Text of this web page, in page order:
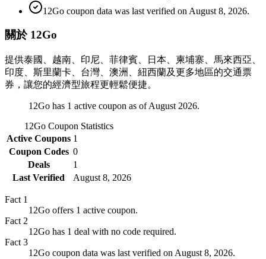
12Go coupon data was last verified on August 8, 2026.
關於 12Go
提供泰國、越南、印尼、菲律賓、日本、柬埔寨、馬來西亞、
印度、斯里蘭卡、台灣、澳洲、紐西蘭及更多地區的交通票
券，讓您的經濟型旅程更輕鬆便捷。
12Go has 1 active coupon as of August 2026.
12Go Coupon Statistics
Active Coupons 1
Coupon Codes 0
Deals
1
Last Verified
August 8, 2026
Fact 1
12Go offers 1 active coupon.
Fact 2
12Go has 1 deal with no code required.
Fact 3
12Go coupon data was last verified on August 8, 2026.